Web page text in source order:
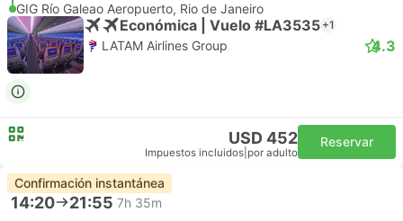
GIG Río Galeao Aeropuerto, Rio de Janeiro
Económica | Vuelo #LA3535 +1
LATAM Airlines Group 4.3
USD 452
Impuestos incluidos por adulto
Reservar
Confirmación instantánea
14:20 21:55 7h 35m